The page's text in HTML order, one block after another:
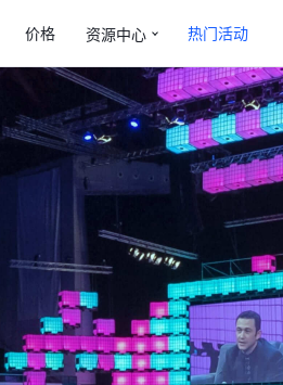
价格 资源中心 热门活动